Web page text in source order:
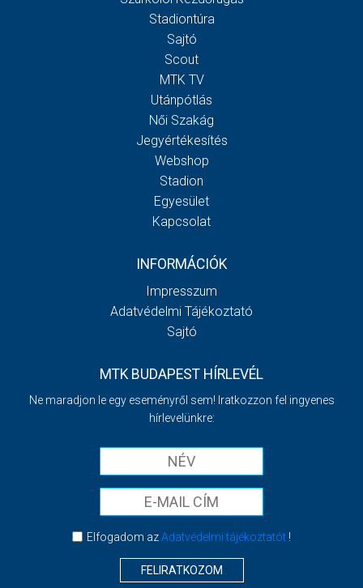
Stadiontúra
Sajtó
Scout
MTK TV
Utánpótlás
Női Szakág
Jegyértékesítés
Webshop
Stadion
Egyesület
Kapcsolat
INFORMÁCIÓK
Impresszum
Adatvédelmi Tájékoztató
Sajtó
MTK BUDAPEST HÍRLEVÉL
Ne maradjon le egy eseményről sem! Iratkozzon fel ingyenes
hírlevelünkre:
Elfogadom azAdatvédelmi tájékoztatót!
FELIRATKOZOM